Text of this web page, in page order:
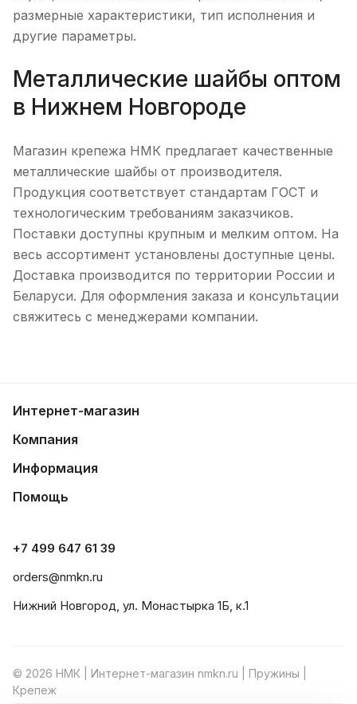
размерные характеристики, тип исполнения и
другие параметры.
Металлические шайбы оптом
в Нижнем Новгороде
Магазин крепежа НМК предлагает качественные
металлические шайбы от производителя.
Продукция соответствует стандартам ГОСТ и
технологическим требованиям заказчиков.
Поставки доступны крупным и мелким оптом. На
весь ассортимент установлены доступные цены.
Доставка производится по территории России и
Беларуси. Для оформления заказа и консультации
свяжитесь с менеджерами компании.
Интернет-магазин
Компания
Информация
Помощь
+7 499 647 61 39
orders@nmkn.ru
Нижний Новгород, ул. Монастырка 1Б, к.1
© 2026 НМК | Интернет-магазин nmkn.ru | Пружины |
Крепеж